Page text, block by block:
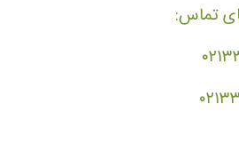
تماس: